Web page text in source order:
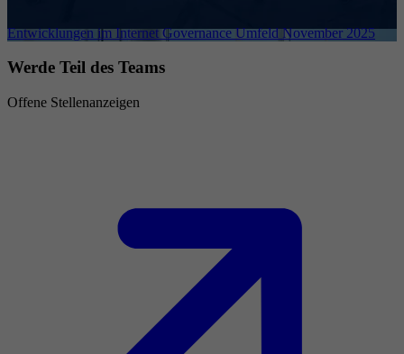
Entwicklungen im Internet Governance Umfeld November 2025
Werde Teil des Teams
Offene Stellenanzeigen